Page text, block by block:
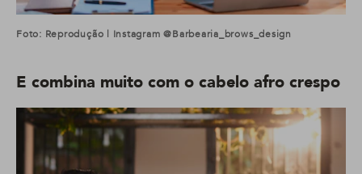
Foto: Reprodução | Instagram @barbearia_brows_design
E combina muito com o cabelo afro crespo